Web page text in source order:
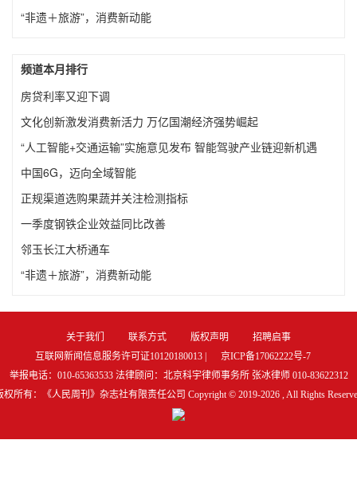
“非遗＋旅游”，消费新动能
频道本月排行
房贷利率又迎下调
文化创新激发消费新活力 万亿国潮经济强势崛起
“人工智能+交通运输”实施意见发布 智能驾驶产业链迎新机遇
中国6G，迈向全域智能
正规渠道选购果蔬并关注检测指标
一季度钢铁企业效益同比改善
邻玉长江大桥通车
“非遗＋旅游”，消费新动能
关于我们 联系方式 版权声明
招聘启事
互联网新闻信息服务许可证10120180013 |
京ICP备17062222号-7
举报电话：010-65363533 法律顾问：北京科宇律师事务所 张冰律师 010-83622312
权所有：《人民周刊》杂志社有限责任公司 Copyright © 2019-2026 , All Rights